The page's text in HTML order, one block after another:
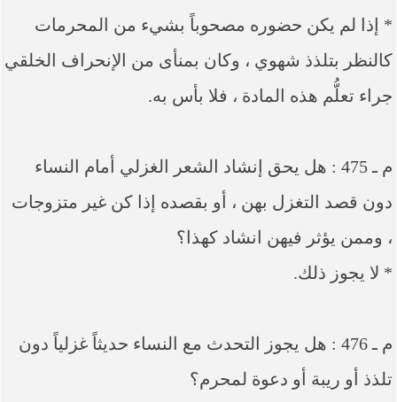
* إذا لم يكن حضوره مصحوباً بشيء من المحرمات
كالنظر بتلذذ شهوي ، وكان بمنأى من الإنحراف الخلقي
جراء تعلُّم هذه المادة ، فلا بأس به.
م ـ 475 : هل يحق إنشاد الشعر الغزلي أمام النساء
دون قصد التغزل بهن ، أو بقصده إذا كن غير متزوجات
، وممن يؤثر فيهن انشاد كهذا؟
* لا يجوز ذلك.
م ـ 476 : هل يجوز التحدث مع النساء حديثاً غزلياً دون
تلذذ أو ريبة أو دعوة لمحرم؟